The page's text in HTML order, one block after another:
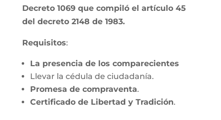
Decreto 1069 que compiló el artículo 45
del decreto 2148 de 1983.
Requisitos:
La presencia de los comparecientes
Llevar la cédula de ciudadanía.
Promesa de compraventa.
Certificado de Libertad y Tradición.